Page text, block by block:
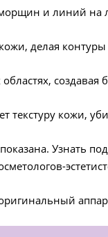
и линий на
делая
текстуру кожи,
Узнать